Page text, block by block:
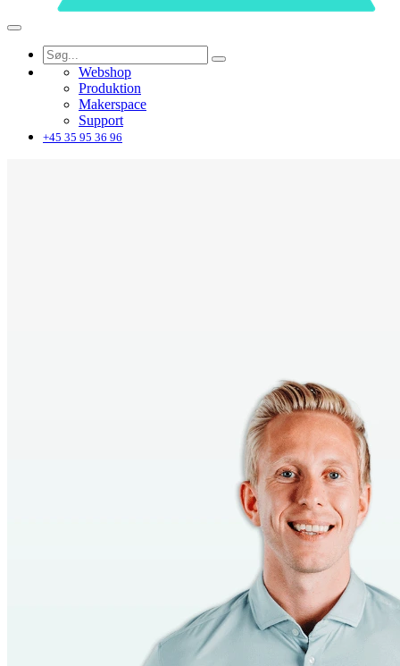
Webshop
Produktion
Makerspace
Support
+45 35 95 36 96